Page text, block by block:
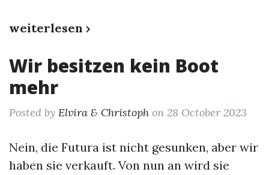
weiterlesen ›
Wir besitzen kein Boot
mehr
Posted by Elvira & Christoph on 28 October 2023
Nein, die Futura ist nicht gesunken, aber wir
haben sie verkauft. Von nun an wird sie